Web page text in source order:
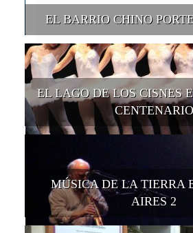
EL BARRIO CHINO
EL LAGO DE LOS CISNES
CENTENARIO
MÚSICA DE LA TIERRA
AIRES 2